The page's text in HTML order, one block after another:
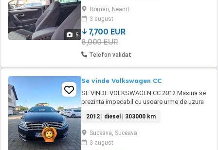
5
START-STOP Portbagaj electric Perdeluta
electrica pe lunetă Autohold Scaun șofer
electric cu masaj și ventilație Scaun pasager
cu ventilație Panorama Dublu ...
Roman, Neamt
3 august
7,700 EUR
8,000 EUR
Telefon validat
Se vinde Volkswagen CC
SE VINDE VOLKSWAGEN CC 2012 Masina se
prezinta impecabil cu usoare urme de uzura
Hold, Start Stop, 2 chTracțiuneei, Leduri față
spate, Frână de mână electrică, Senzori
parcare față spate , Bixenon adaptiv după
curbe, Pilot automat, Comenzi volan, Alarmă,
2012 | diesel | 303000 km
Suceava, Suceava
3 august